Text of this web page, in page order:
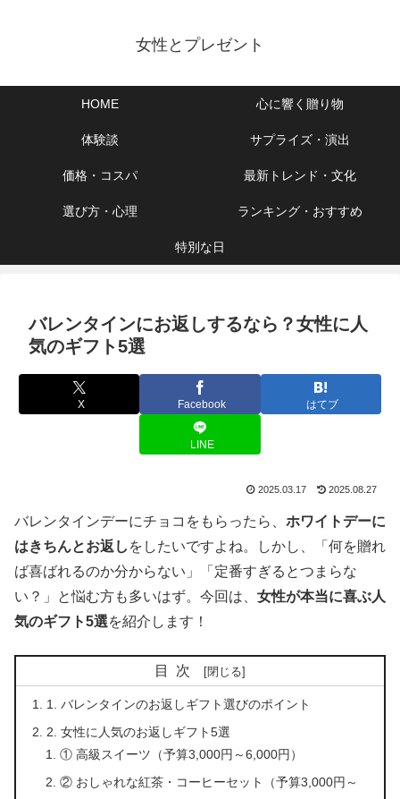
女性とプレゼント
HOME 心に響く贈り物
体験談 サプライズ・演出
価格・コスパ 最新トレンド・文化
選び方・心理 ランキング・おすすめ
特別な日
バレンタインにお返しするなら？女性に人
気のギフト5選
X Facebook はてブ
LINE
2025.03.17 2025.08.27
バレンタインデーにチョコをもらったら、 ホワイトデーに
はきちんとお返し をしたいですよね。しかし、「何を贈れ
ば喜ばれるのか分からない」「定番すぎるとつまらな
い？」と悩む方も多いはず。今回は、 女性が本当に喜ぶ人
気のギフト5選を紹介します！
目次
1. バレンタインのお返しギフト選びのポイント
2. 女性に人気のお返しギフト5選
① 高級スイーツ（予算3,000円～6,000円）
② おしゃれな紅茶・コーヒーセット（予算3,000円～